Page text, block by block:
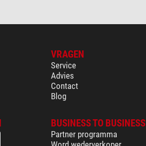
VRAGEN
Service
Advies
Contact
Blog
BUSINESS TO BUSINESS
Partner programma